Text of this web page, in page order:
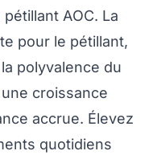
AOC. La
pour le pétillant,
polyvalence du
croissance
accrue. Élevez
quotidiens